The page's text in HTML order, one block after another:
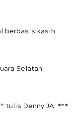
berbasis kasih
Selatan
tulis Denny JA. ***